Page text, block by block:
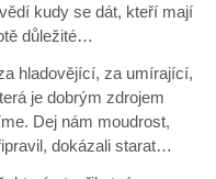
kudy se dát, kteří mají
důležité…
hladovějící, za umírající,
je dobrým zdrojem
Dej nám moudrost,
dokázali starat…